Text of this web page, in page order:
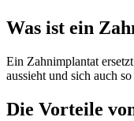
Was ist ein
Ein Zahnimplantat
aussieht und sich auch
Die Vorteile